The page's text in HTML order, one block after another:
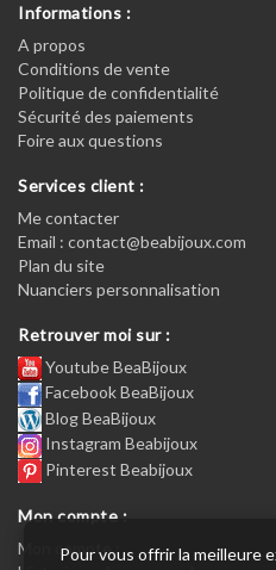
Informations :
A propos
Conditions de vente
Politique de confidentialité
Sécurité des paiements
Foire aux questions
Services client :
Me contacter
Email : contact@beabijoux.com
Plan du site
Nuanciers personnalisation
Retrouver moi sur :
Youtube BeaBijoux
Facebook BeaBijoux
Blog BeaBijoux
Instagram Beabijoux
Pinterest Beabijoux
Mon compte :
Mon compte :
Pour vous offrir la meilleure